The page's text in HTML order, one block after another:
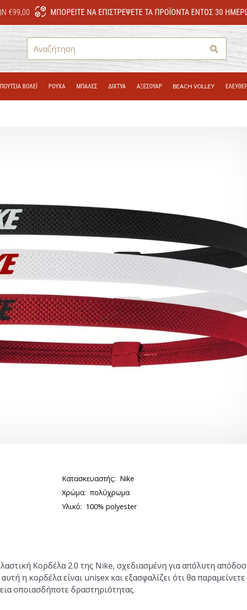
€99,00 ΜΠΟΡΕΊΤΕ ΝΑ ΕΠΙΣΤΡΈΨΕΤΕ ΤΑ ΠΡΟΪΌΝΤΑ ΕΝΤΌΣ 30
Αναζήτηση
ΒΌΛΕΪ ΡΟΎΧΑ ΜΠΑΛΕΣ ΔΊΧΤΥΑ ΑΞΕΣΟΥΑΡ BEACH VOLLEY
Κατασκευαστής: Nike
Χρώμα: πολύχρωμα
Υλικό: 100% polyester
Κορδέλα 2.0 της Nike, σχεδιασμένη για απόλυτη
η κορδέλα είναι unisex και εξασφαλίζει ότι θα παραμείνετε
οποιασδήποτε δραστηριότητας.